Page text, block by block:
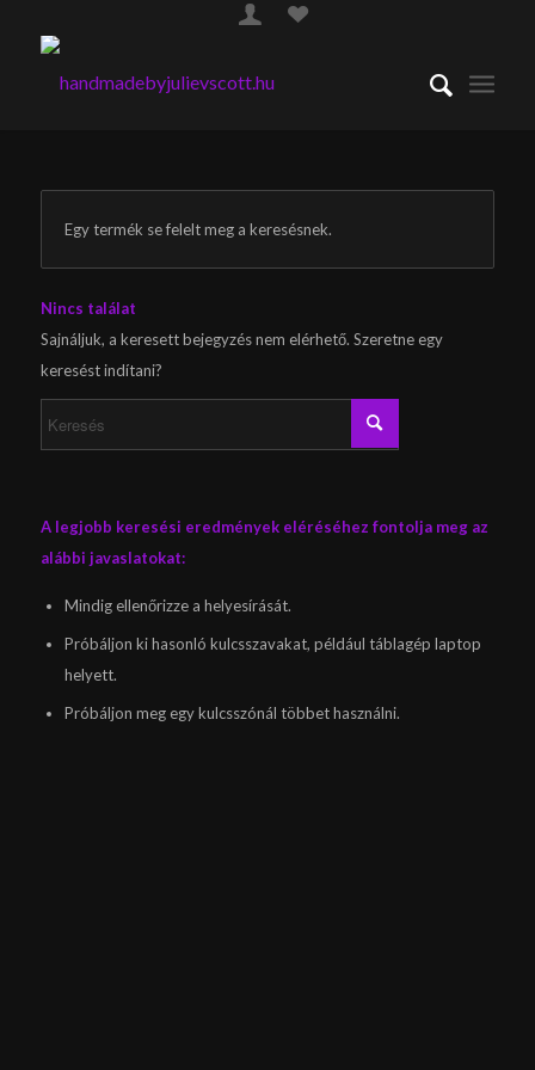
Egy termék se felelt meg a keresésnek.
Nincs találat
Sajnáljuk, a keresett bejegyzés nem elérhető. Szeretne egy
keresést indítani?
A legjobb keresési eredmények eléréséhez fontolja meg az
alábbi javaslatokat:
Mindig ellenőrizze a helyesírását.
Próbáljon ki hasonló kulcsszavakat, például táblagép laptop
helyett.
Próbáljon meg egy kulcsszónál többet használni.